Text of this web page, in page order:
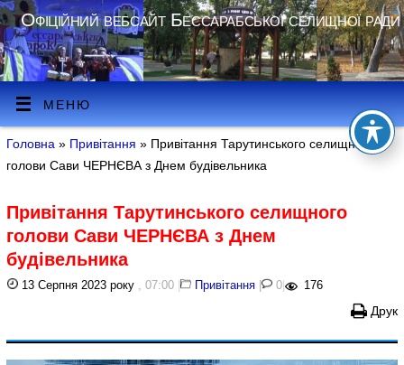
Офіційний вебсайт Бессарабської селищної ради
МЕНЮ
Головна » Привітання » Привітання Тарутинського селищного
голови Сави ЧЕРНЄВА з Днем будівельника
Привітання Тарутинського селищного
голови Сави ЧЕРНЄВА з Днем
будівельника
13 Серпня 2023 року , 07:00 | Привітання | 0 | 176
Друк